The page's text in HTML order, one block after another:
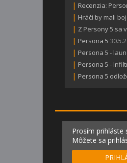
| Recenzia:
| Hráči by mali
| Z Persony 5 sa
| Persona 5
| Persona 5 -
| Persona 5 -
| Persona 5
Prosím prihláste
Môžete sa